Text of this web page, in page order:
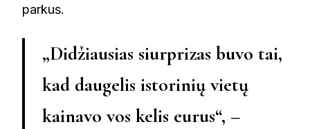
parkus.
„Didžiausias siurprizas buvo tai,
kad daugelis istorinių vietų
kainavo vos kelis eurus“, –